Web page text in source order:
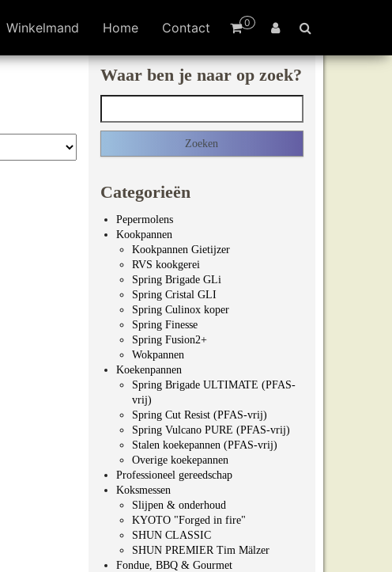
0
Winkelmand Home Contact
Waar ben je naar op zoek?
Categorieën
Pepermolens
Kookpannen
Kookpannen Gietijzer
RVS kookgerei
Spring Brigade GLi
Spring Cristal GLI
Spring Culinox koper
Spring Finesse
Spring Fusion2+
Wokpannen
Koekenpannen
Spring Brigade ULTIMATE (PFAS-
vrij)
Spring Cut Resist (PFAS-vrij)
Spring Vulcano PURE (PFAS-vrij)
Stalen koekepannen (PFAS-vrij)
Overige koekepannen
Professioneel gereedschap
Koksmessen
Slijpen & onderhoud
KYOTO "Forged in fire"
SHUN CLASSIC
SHUN PREMIER Tim Mälzer
Fondue, BBQ & Gourmet